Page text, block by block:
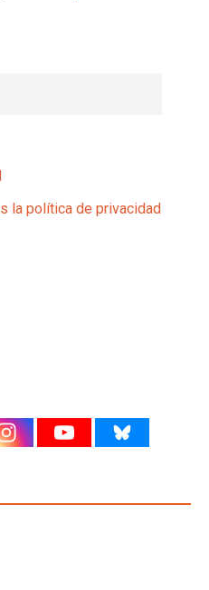
la política de privacidad